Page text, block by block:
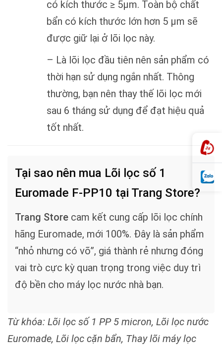
có kích thước ≥ 5µm. Toàn bộ chất
bẩn có kích thước lớn hơn 5 µm sẽ
được giữ lại ở lõi lọc này.
– Là lõi lọc đầu tiên nên sản phẩm có
thời hạn sử dụng ngắn nhất. Thông
thường, bạn nên thay thế lõi lọc mới
sau 6 tháng sử dụng để đạt hiệu quả
tốt nhất.
Tại sao nên mua Lõi lọc số 1
Euromade F-PP10 tại Trang Store?
Trang Store cam kết cung cấp lõi lọc chính
hãng Euromade, mới 100%. Đây là sản phẩm
“nhỏ nhưng có võ”, giá thành rẻ nhưng đóng
vai trò cực kỳ quan trọng trong việc duy trì
độ bền cho máy lọc nước nhà bạn.
Từ khóa: Lõi lọc số 1 PP 5 micron, Lõi lọc nước
Euromade, Lõi lọc cặn bẩn, Thay lõi máy lọc